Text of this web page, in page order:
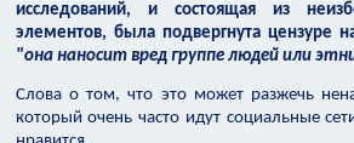
исследований, и состоящая из
элементов, была подвергнута цензуре
"она наносит вред группе людей или
Слова о том, что это может разжечь
который очень часто идут социальные